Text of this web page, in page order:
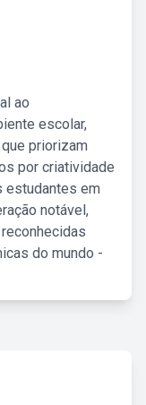
ao
escolar,
priorizam
por criatividade
estudantes em
notável,
do mundo -